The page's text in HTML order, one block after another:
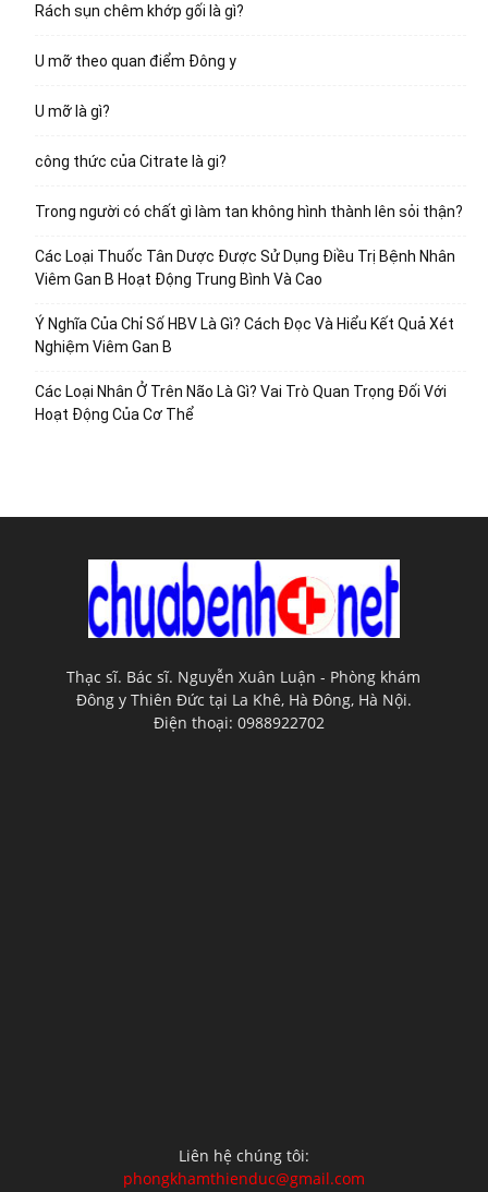
Rách sụn chêm khớp gối là gì?
U mỡ theo quan điểm Đông y
U mỡ là gì?
công thức của Citrate là gi?
Trong người có chất gì làm tan không hình thành lên sỏi thận?
Các Loại Thuốc Tân Dược Được Sử Dụng Điều Trị Bệnh Nhân
Viêm Gan B Hoạt Động Trung Bình Và Cao
Ý Nghĩa Của Chỉ Số HBV Là Gì? Cách Đọc Và Hiểu Kết Quả Xét
Nghiệm Viêm Gan B
Các Loại Nhân Ở Trên Não Là Gì? Vai Trò Quan Trọng Đối Với
Hoạt Động Của Cơ Thể
Thạc sĩ. Bác sĩ. Nguyễn Xuân Luận - Phòng khám
Đông y Thiên Đức tại La Khê, Hà Đông, Hà Nội.
Điện thoại: 0988922702
Liên hệ chúng tôi:
phongkhamthienduc@gmail.com